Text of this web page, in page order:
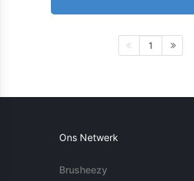
1
Ons Netwerk
Brusheezy